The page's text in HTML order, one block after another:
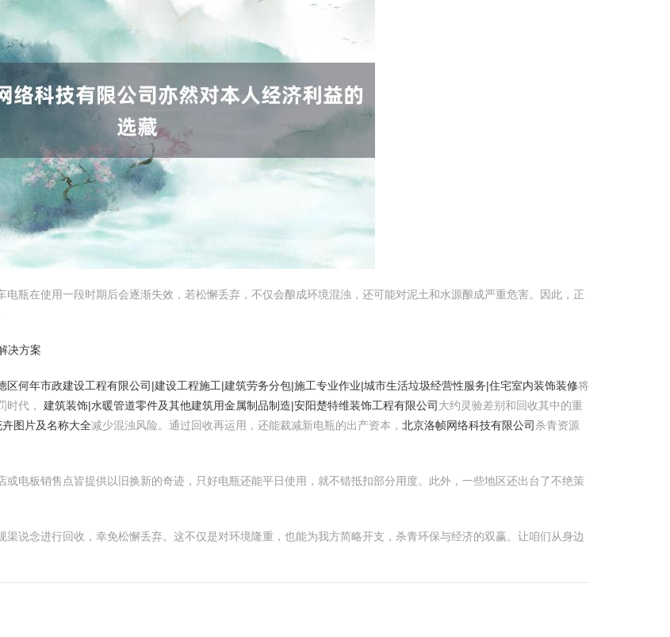
瓶在使用一段时期后会逐渐失效，若松懈丢弃，不仅会酿成环境混浊，还可能对泥土和水源酿成严重危害。因此，正
决方案
区何年市政建设工程有限公司|建设工程施工|建筑劳务分包|施工专业作业|城市生活垃圾经营性服务|住宅室内装饰装修将
时代， 建筑装饰|水暖管道零件及其他建筑用金属制品制造|安阳楚特维装饰工程有限公司 大约灵验差别和回收其中的重
图片及名称大全减少混浊风险。通过回收再运用，还能裁减新电瓶的出产资本， 北京洛帧网络科技有限公司 杀青资源
电板销售点皆提供以旧换新的奇迹，只好电瓶还能平日使用，就不错抵扣部分用度。此外，一些地区还出台了不绝策
说念进行回收，幸免松懈丢弃。这不仅是对环境隆重，也能为我方简略开支，杀青环保与经济的双赢。让咱们从身边